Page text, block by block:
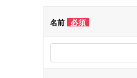
ゲ
ー
シ
名前 必須